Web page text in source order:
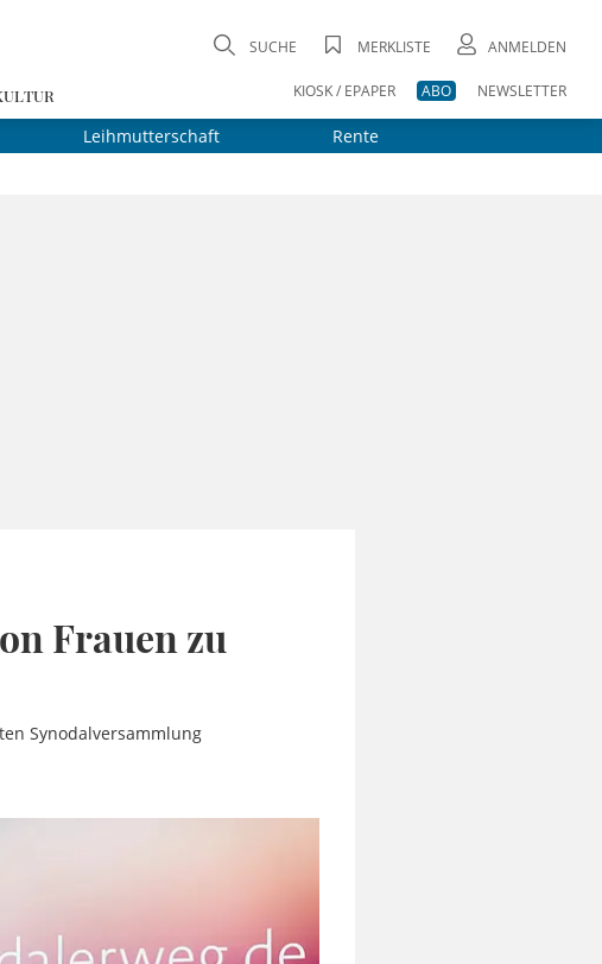
SUCHE MERKLISTE ANMELDEN
KIOSK / EPAPER ABO NEWSLETTER
Leihmutterschaft Rente
Frauen zu
Synodalversammlung